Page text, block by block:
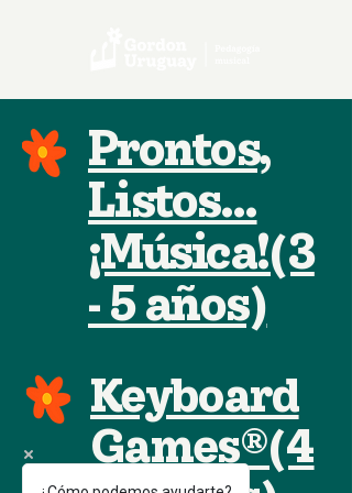
Prontos,
Listos...
¡Música!(3
- 5 años)
Keyboard
Games®(4